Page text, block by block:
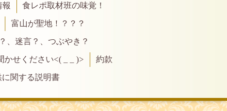
報
食レポ取材班の味覚！
富山が聖地！？？？
、迷言？、つぶやき？
かせください<( _ _ )>
約款
関する説明書